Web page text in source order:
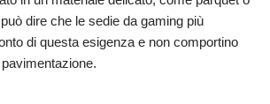
dire che le sedie da gaming più
di questa esigenza e non comportino